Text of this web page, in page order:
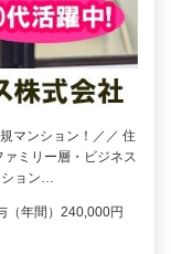
マンション！／／ 住
ミリー層・ビジネス
ション…
（年間）240,000円